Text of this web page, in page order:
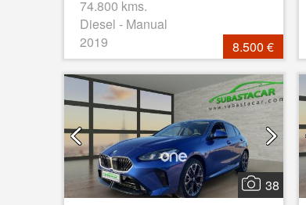
74.800 kms.
Diesel - Manual
2019
8.500 €
38